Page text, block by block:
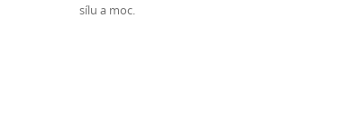
sílu a moc.